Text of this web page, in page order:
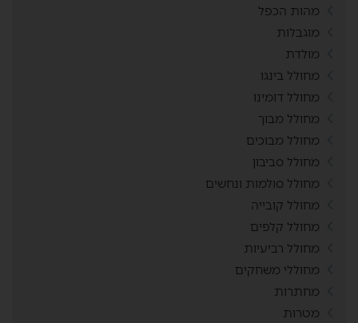
מהות הכפל
מוגבלות
מולדת
מחולל בינגו
מחולל דומינו
מחולל מבוך
מחולל מבוכים
מחולל סביבון
מחולל סולמות ונחשים
מחולל קובייה
מחולל קלפים
מחולל רביעיות
מחוללי משחקים
מחתרות
מטרות